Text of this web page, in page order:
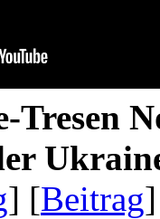
Tresen
] [Beitrag